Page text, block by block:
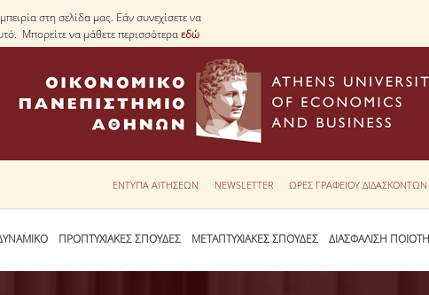
στη σελίδα μας. Εάν συνεχίσετε να
Μπορείτε να μάθετε περισσότεραεδώ
ΕΝΤΥΠΑ ΑΙΤΗΣΕΩΝ NEWSLETTER ΩΡΕΣ ΓΡΑΦΕΙΟΥ ΔΙΔΑΣΚΟΝΤΩΝ
ΠΡΟΠΤΥΧΙΑΚΕΣ ΣΠΟΥΔΕΣ ΜΕΤΑΠΤΥΧΙΑΚΕΣ ΣΠΟΥΔΕΣ ΔΙΑΣΦΑΛΙΣΗ